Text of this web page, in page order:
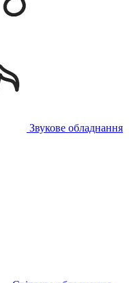
Звукове обладнання